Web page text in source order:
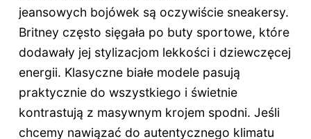
jeansowych bojówek są oczywiście sneakersy.
Britney często sięgała po buty sportowe, które
dodawały jej stylizacjom lekkości i dziewczęcej
energii. Klasyczne białe modele pasują
praktycznie do wszystkiego i świetnie
kontrastują z masywnym krojem spodni. Jeśli
chcemy nawiązać do autentycznego klimatu